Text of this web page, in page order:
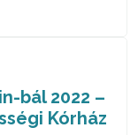
bál 2022 –
Kórház